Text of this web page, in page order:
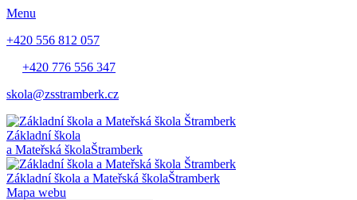
Menu
+420 556 812 057
+420 776 556 347
skola@zsstramberk.cz
Základní škola
a Mateřská školaŠtramberk
Základní škola a Mateřská školaŠtramberk
Mapa webu